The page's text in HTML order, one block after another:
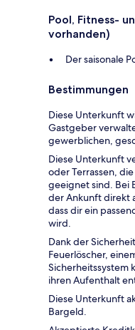
Pool, Fitness-
vorhanden)
Der saisonale
Bestimmungen
Diese Unterkunft
Gastgeber
gewerblichen,
Diese Unterkunft
oder Terrassen,
geeignet sind. Bei
der Ankunft direkt
dass dir ein
wird.
Dank der
Feuerlöscher,
Sicherheitssystem
ihren Aufenthalt
Diese Unterkunft
Bargeld.